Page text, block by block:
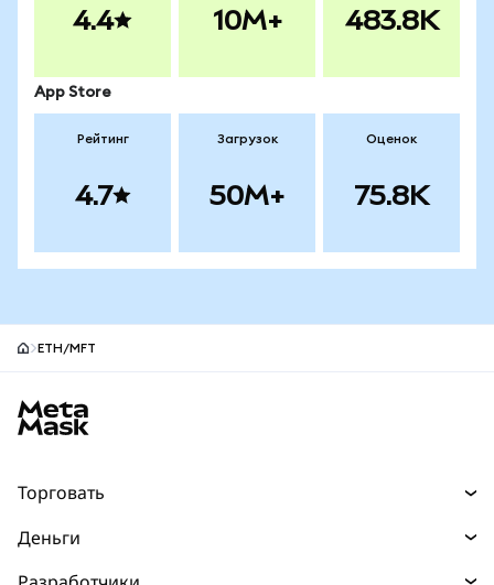
4.4 10M+ 483.8K
App Store
Рейтинг
4.7
Загрузок
50M+
Оценок
75.8K
ETH/MFT
Торговать
Деньги